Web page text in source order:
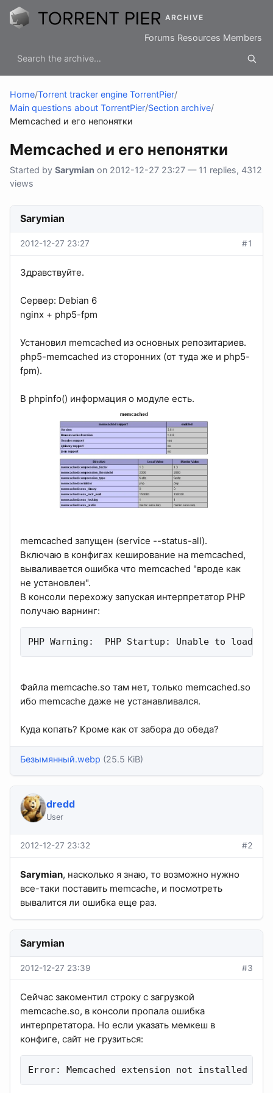
ARCHIVE
Forums Resources Members
Home/Torrent tracker engine TorrentPier/
Main questions about TorrentPier/Section archive/
Memcached и его непонятки
Memcached и его непонятки
Started by Sarymian on 2012-12-27 23:27 — 11 replies, 4312
views
Sarymian
2012-12-27 23:27 #1
Здравствуйте.
Сервер: Debian 6
nginx + php5-fpm
Установил memcached из основных репозитариев.
php5-memcached из сторонних (от туда же и php5-
fpm).
В phpinfo() информация о модуле есть.
memcached запущен (service --status-all).
Включаю в конфигах кеширование на memcached,
вываливается ошибка что memcached "вроде как
не установлен".
В консоли перехожу запуская интерпретатор PHP
получаю варнинг:
PHP Warning:  PHP Startup: Unable to load
Файла memcache.so там нет, только memcached.so
ибо memcache даже не устанавливался.
Куда копать? Кроме как от забора до обеда?
Безымянный.webp (25.5 KiB)
dredd
User
2012-12-27 23:32 #2
Sarymian, насколько я знаю, то возможно нужно
все-таки поставить memcache, и посмотреть
вывалится ли ошибка еще раз.
Sarymian
2012-12-27 23:39 #3
Сейчас закоментил строку с загрузкой
memcache.so, в консоли пропала ошибка
интерпретатора. Но если указать мемкеш в
конфиге, сайт не грузиться:
Error: Memcached extension not installed